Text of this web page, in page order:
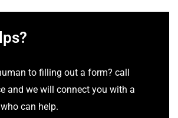
to filling out a form? call
and we will connect you with a
can help.